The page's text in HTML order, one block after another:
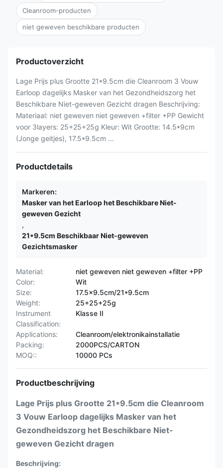
Cleanroom-producten
niet geweven beschikbare producten
Productoverzicht
Lage Prijs plus Grootte 21*9.5cm die Cleanroom 3 Vouw
Earloop dagelijks Masker van het Gezondheidszorg het
Beschikbare Niet-geweven Gezicht dragen Beschrijving:
Materiaal: niet geweven niet geweven +filter +PP Gewicht
voor 3layers: 25+25+25g Kleur: Wit Grootte: 14.5*9cm
(Jonge geitjes), 17.5*9.5cm ...
Productdetails
Markeren:
Masker van het Earloop het Beschikbare Niet-
geweven Gezicht
,
21*9.5cm Beschikbaar Niet-geweven
Gezichtsmasker
Material:
niet geweven niet geweven +filter +PP
Color:
Wit
Size:
17.5x9.5cm/21*9.5cm
Weight:
25+25+25g
Instrument
Classification:
Klasse II
Applications:
Cleanroom/elektronikainstallatie
Packing:
2000PCS/CARTON
MOQ::
10000 PCs
Productbeschrijving
Lage Prijs plus Grootte 21*9.5cm die Cleanroom
3 Vouw Earloop dagelijks Masker van het
Gezondheidszorg het Beschikbare Niet-
geweven Gezicht dragen
Beschrijving: